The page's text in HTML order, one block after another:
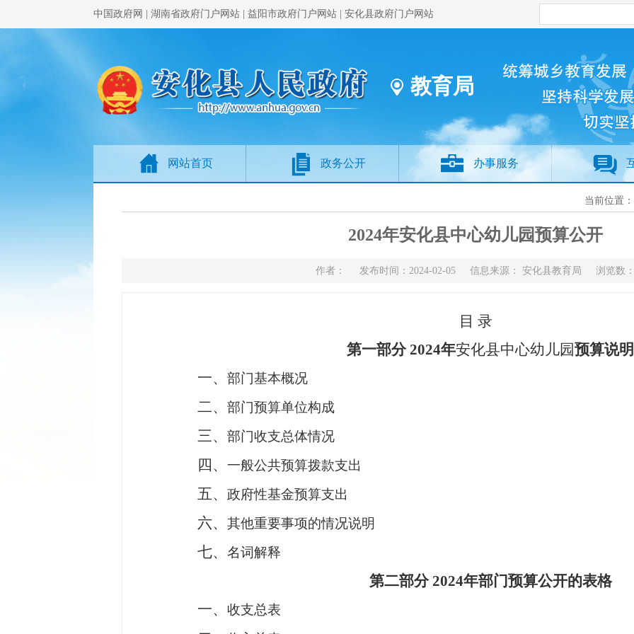
中国政府网 湖南省政府门户网站 益阳市政府门户网站 安化县政府门户网站
教育局
网站首页 政务公开 办事服务
当前位置
2024年安化县中心幼儿园预算公开
作者： 发布时间：2024-02-05 信息来源： 安化县教育局 浏览数
目 录
第一部分 2024年安化县中心幼儿园预算说明
一、 部门基本概况
二、 部门预算单位构成
三、 部门收支总体情况
四、 一般公共预算拨款支出
五、 政府性基金预算支出
六、 其他重要事项的情况说明
七、 名词解释
第二部分 2024年部门预算公开的表格
一、 收支总表